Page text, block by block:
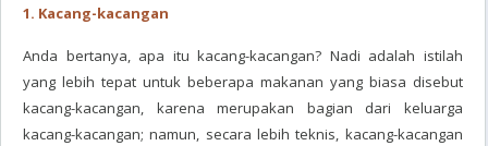
1. Kacang-kacangan
Anda bertanya, apa itu kacang-kacangan? Nadi adalah istilah
yang lebih tepat untuk beberapa makanan yang biasa disebut
kacang-kacangan, karena merupakan bagian dari keluarga
kacang-kacangan; namun, secara lebih teknis, kacang-kacangan